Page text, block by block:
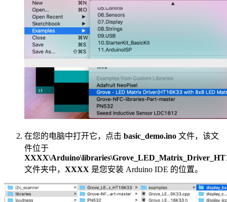
在您的电脑中打开它，点击 basic_demo.ino 文件，该文
件位于
文件夹中， XXXX 是您安装 Arduino IDE 的位置。